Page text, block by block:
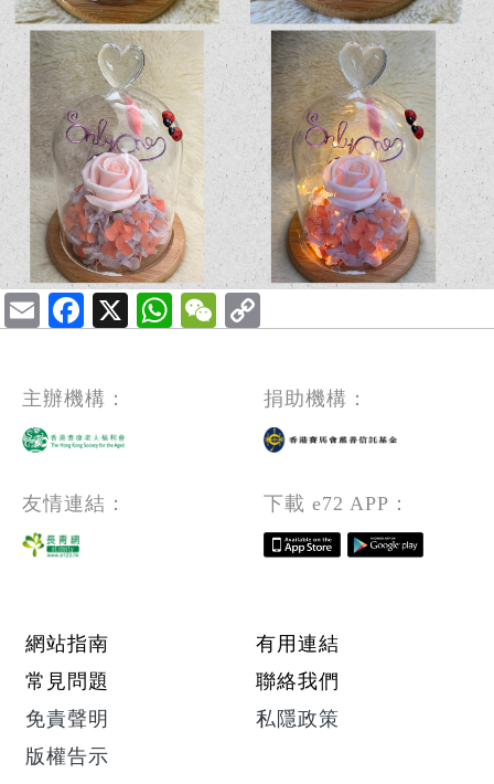
EmailFacebook
X WhatsApp
WeChat
主辦機構： 捐助機構：
友情連結： 下載 e72 APP：
Footer menu
網站指南
有用連結
常見問題
聯絡我們
免責聲明
私隱政策
版權告示